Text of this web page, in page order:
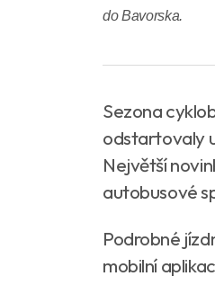
do Bavorska.
Sezona
odstartovaly
Největší
autobusové
Podrobné
mobilní